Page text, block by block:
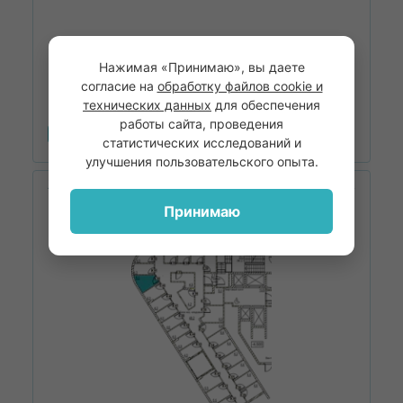
Площадь 6.8м2
Забронировать
ЖК Щёлоковский Дом 1
Нажимая «Принимаю», вы даете
согласие на обработку файлов cookie и
технических данных для обеспечения
работы сайта, проведения
статистических исследований и
улучшения пользовательского опыта.
Принимаю